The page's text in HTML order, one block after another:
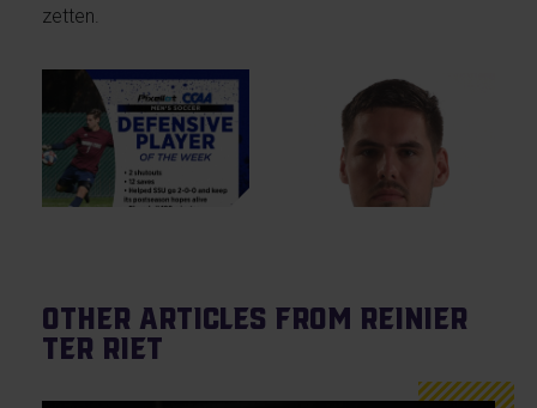
zetten.
Other articles from Reinier
ter Riet